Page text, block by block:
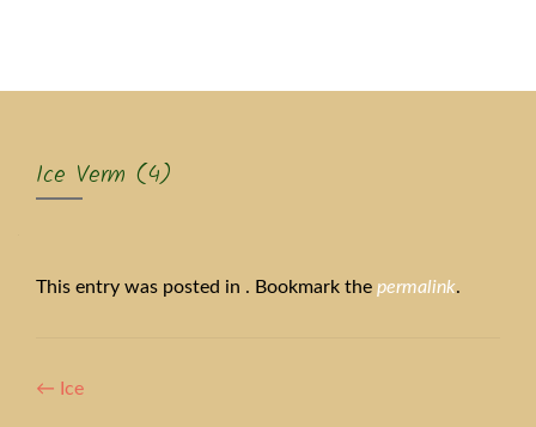
Ice Verm (4)
This entry was posted in . Bookmark the permalink.
Artikel-
← Ice